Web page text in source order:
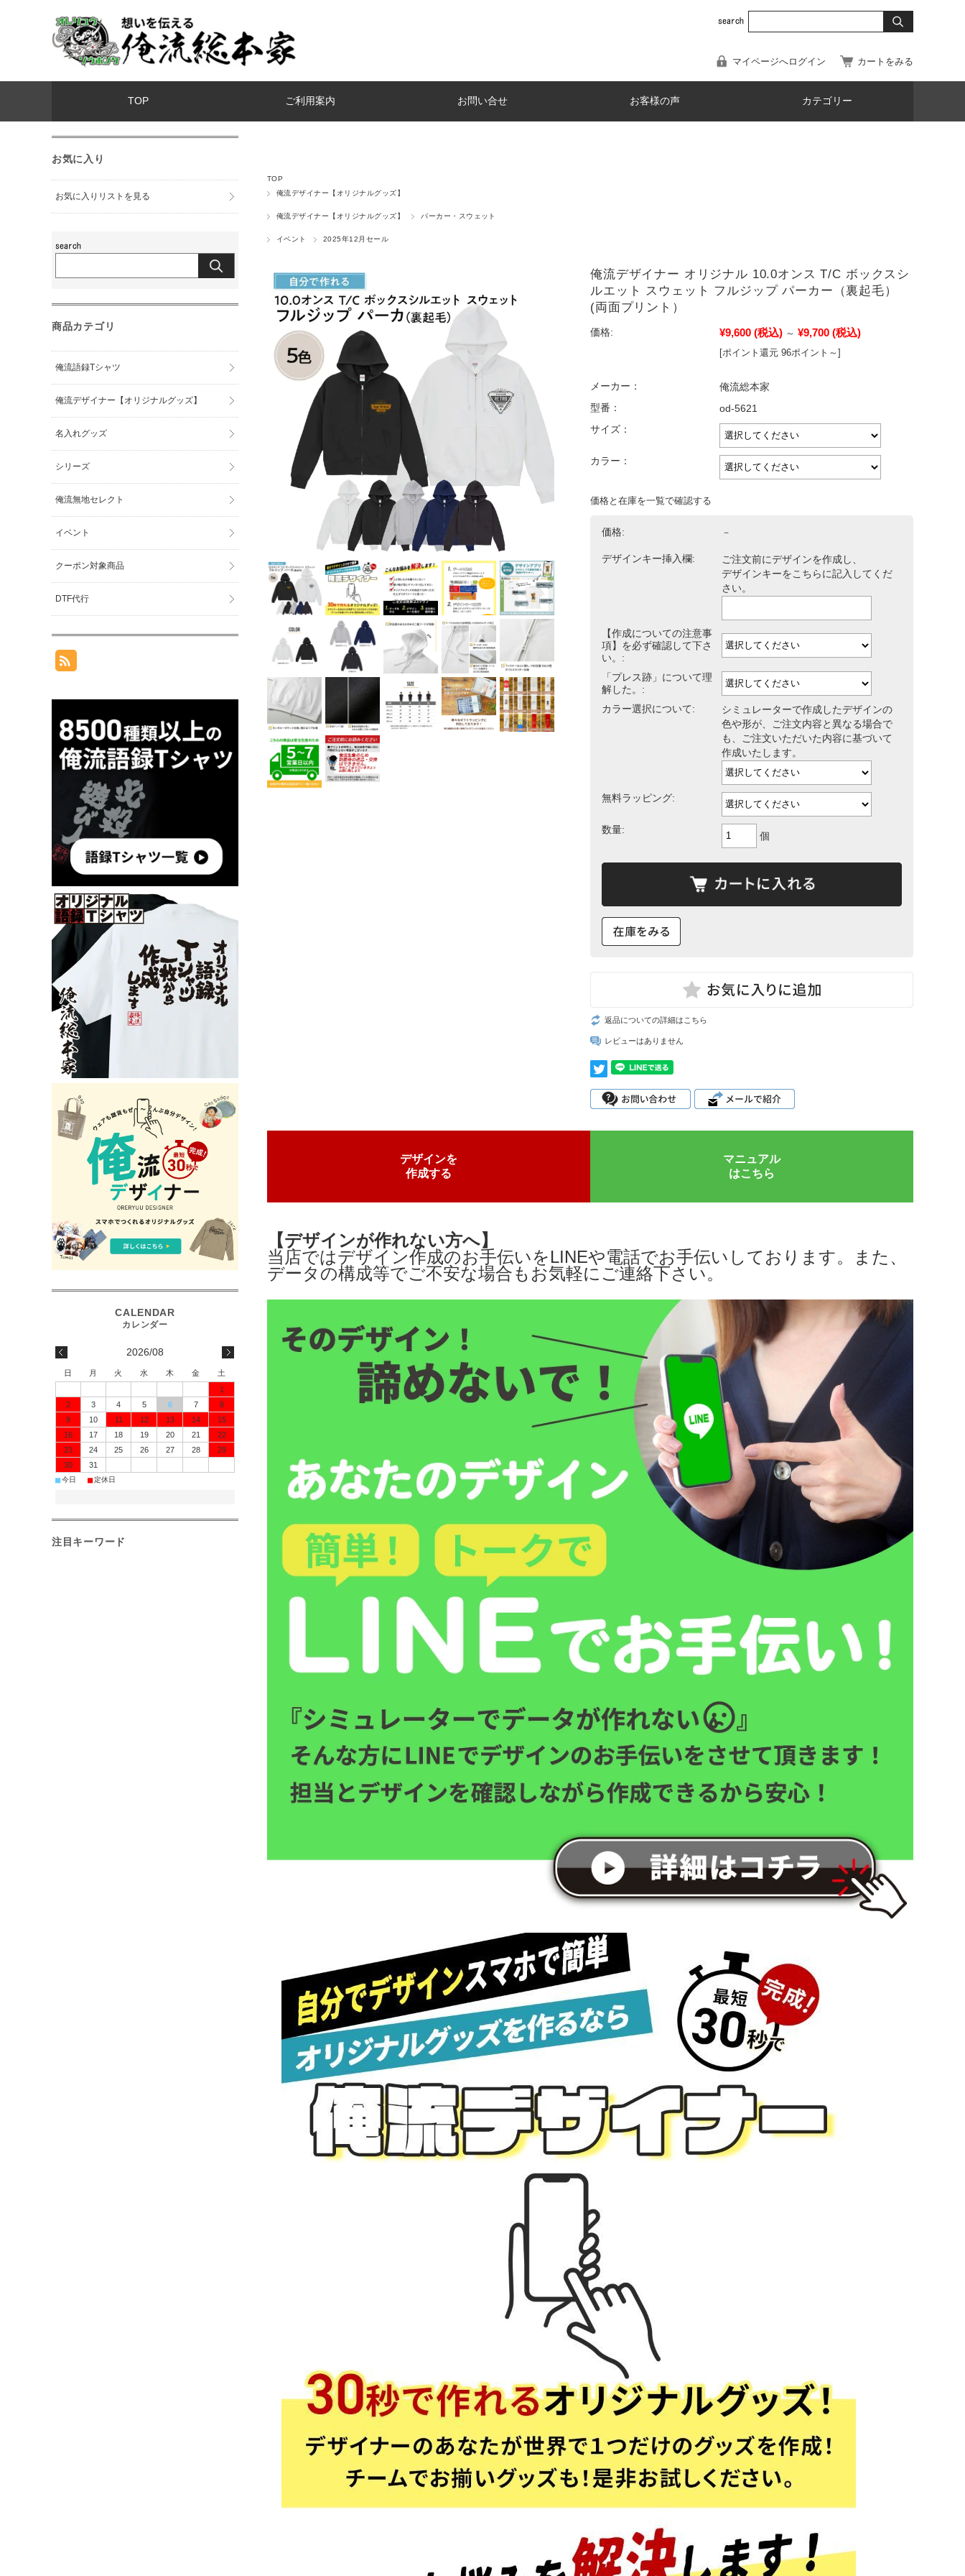
マイページへログイン カートをみる
TOP ご利用案内 お問い合せ お客様の声 カテゴリー
TOP
俺流デザイナー【オリジナルグッズ】
俺流デザイナー【オリジナルグッズ】 パーカー・スウェット
イベント 2025年12月セール
俺流デザイナー オリジナル 10.0オンス T/C ボックスシ
ルエット スウェット フルジップ パーカー（裏起毛）
(両面プリント）
価格: ¥9,600 (税込) ～ ¥9,700 (税込)
[ポイント還元 96ポイント～]
メーカー：
俺流総本家
型番：
od-5621
サイズ：
カラー：
価格と在庫を一覧で確認する
価格: －
デザインキー挿入欄:
ご注文前にデザインを作成し、
デザインキーをこちらに記入してくだ
さい。
【作成についての注意事
項】を必ず確認して下さ
い。:
「プレス跡」について理
解した。:
カラー選択について:
シミュレーターで作成したデザインの
色や形が、ご注文内容と異なる場合で
も、ご注文いただいた内容に基づいて
作成いたします。
無料ラッピング:
数量:
個
返品についての詳細はこちら
レビューはありません
デザインを
作成する
マニュアル
はこちら
【デザインが作れない方へ】
当店ではデザイン作成のお手伝いをLINEや電話でお手伝いしております。また、
データの構成等でご不安な場合もお気軽にご連絡下さい。
お気に入り
お気に入りリストを見る
商品カテゴリ
俺流語録Tシャツ
俺流デザイナー【オリジナルグッズ】
名入れグッズ
シリーズ
俺流無地セレクト
イベント
クーポン対象商品
DTF代行
2026/08
日 月 火 水 木 金
土
1
2
3 4 5 6 7
8
9
10 11 12 13 14
15
16
17 18 19 20 21
22
23
24 25 26 27 28
29
30
31
■今日 ■定休日
注目キーワード